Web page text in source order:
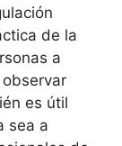
de la
a
es útil
sea a